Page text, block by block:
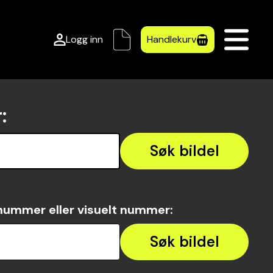
Logg inn Handlekurv
:
Søk bildel
eller visuelt nummer:
Søk bildel